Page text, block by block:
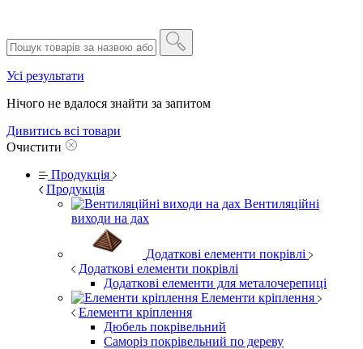
Усі результати
Нічого не вдалося знайти за запитом
Дивитись всі товари
Очистити
Продукція
Продукція
Вентиляційні
виходи на дах
Додаткові елементи покрівлі
Додаткові елементи покрівлі
Додаткові елементи для металочерепиці
Елементи кріплення
Елементи кріплення
Дюбель покрівельний
Саморіз покрівельний по дереву